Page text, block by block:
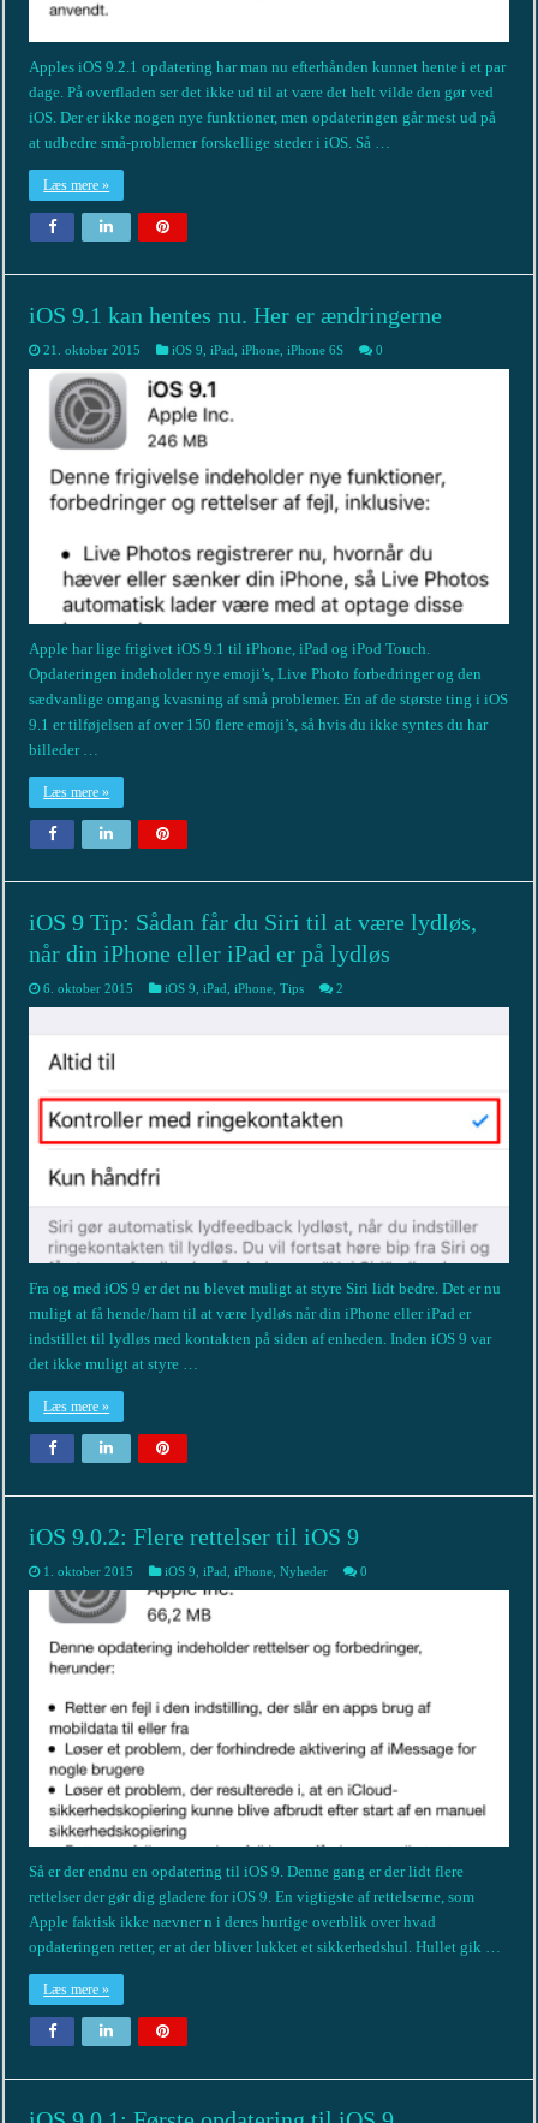
Apples iOS 9.2.1 opdatering har man nu efterhånden kunnet hente i et par
dage. På overfladen ser det ikke ud til at være det helt vilde den gør ved
iOS. Der er ikke nogen nye funktioner, men opdateringen går mest ud på
at udbedre små-problemer forskellige steder i iOS. Så …
Læs mere »
iOS 9.1 kan hentes nu. Her er ændringerne
21. oktober 2015 iOS 9 ,iPad ,iPhone ,iPhone 6S 0
Apple har lige frigivet iOS 9.1 til iPhone, iPad og iPod Touch.
Opdateringen indeholder nye emoji’s, Live Photo forbedringer og den
sædvanlige omgang kvasning af små problemer. En af de største ting i iOS
9.1 er tilføjelsen af over 150 flere emoji’s, så hvis du ikke syntes du har
billeder …
Læs mere »
iOS 9 Tip: Sådan får du Siri til at være lydløs,
når din iPhone eller iPad er på lydløs
6. oktober 2015 iOS 9 ,iPad ,iPhone ,Tips 2
Fra og med iOS 9 er det nu blevet muligt at styre Siri lidt bedre. Det er nu
muligt at få hende/ham til at være lydløs når din iPhone eller iPad er
indstillet til lydløs med kontakten på siden af enheden. Inden iOS 9 var
det ikke muligt at styre …
Læs mere »
iOS 9.0.2: Flere rettelser til iOS 9
1. oktober 2015 iOS 9 ,iPad ,iPhone ,Nyheder 0
Så er der endnu en opdatering til iOS 9. Denne gang er der lidt flere
rettelser der gør dig gladere for iOS 9. En vigtigste af rettelserne, som
Apple faktisk ikke nævner n i deres hurtige overblik over hvad
opdateringen retter, er at der bliver lukket et sikkerhedshul. Hullet gik …
Læs mere »